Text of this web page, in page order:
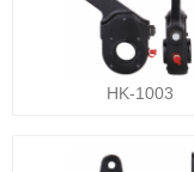
HK-1003